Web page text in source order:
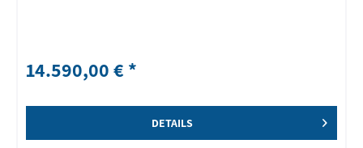
14.590,00 € *
DETAILS